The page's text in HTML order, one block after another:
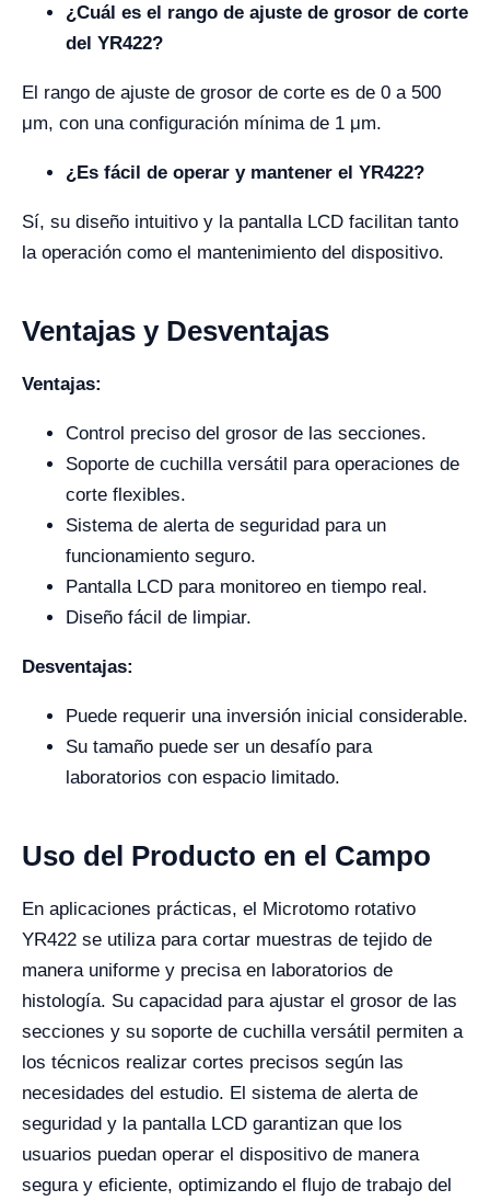
¿Cuál es el rango de ajuste de grosor de corte
del YR422?
El rango de ajuste de grosor de corte es de 0 a 500
μm, con una configuración mínima de 1 μm.
¿Es fácil de operar y mantener el YR422?
Sí, su diseño intuitivo y la pantalla LCD facilitan tanto
la operación como el mantenimiento del dispositivo.
Ventajas y Desventajas
Ventajas:
Control preciso del grosor de las secciones.
Soporte de cuchilla versátil para operaciones de
corte flexibles.
Sistema de alerta de seguridad para un
funcionamiento seguro.
Pantalla LCD para monitoreo en tiempo real.
Diseño fácil de limpiar.
Desventajas:
Puede requerir una inversión inicial considerable.
Su tamaño puede ser un desafío para
laboratorios con espacio limitado.
Uso del Producto en el Campo
En aplicaciones prácticas, el Microtomo rotativo
YR422 se utiliza para cortar muestras de tejido de
manera uniforme y precisa en laboratorios de
histología. Su capacidad para ajustar el grosor de las
secciones y su soporte de cuchilla versátil permiten a
los técnicos realizar cortes precisos según las
necesidades del estudio. El sistema de alerta de
seguridad y la pantalla LCD garantizan que los
usuarios puedan operar el dispositivo de manera
segura y eficiente, optimizando el flujo de trabajo del